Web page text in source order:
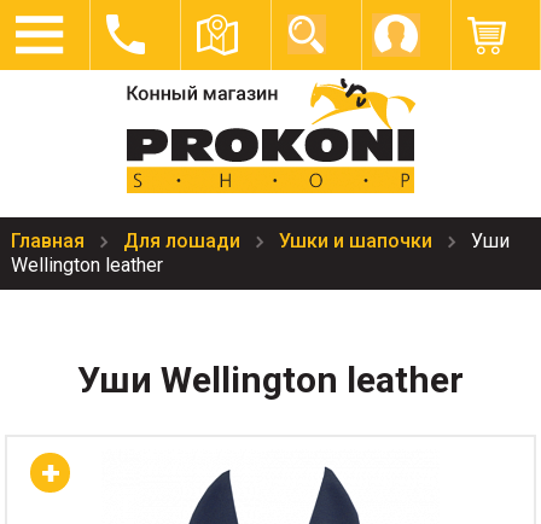
Главная Для лошади Ушки и шапочки
Уши
Wellington leather
Уши Wellington leather